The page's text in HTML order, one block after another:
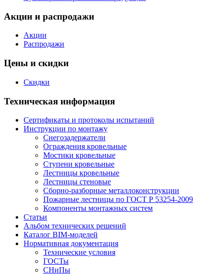
Акции и распродажи
Акции
Распродажи
Цены и скидки
Скидки
Техническая информация
Сертификаты и протоколы испытаний
Инструкции по монтажу
Снегозадержатели
Ограждения кровельные
Мостики кровельные
Ступени кровельные
Лестницы кровельные
Лестницы стеновые
Сборно-разборные металлоконструкции
Пожарные лестницы по ГОСТ Р 53254-2009
Компоненты монтажных систем
Статьи
Альбом технических решений
Каталог BIM-моделей
Нормативная документация
Технические условия
ГОСТы
СНиПы